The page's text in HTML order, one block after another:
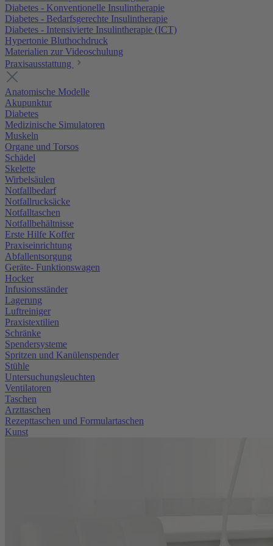
Diabetes - Konventionelle Insulintherapie
Diabetes - Bedarfsgerechte Insulintherapie
Diabetes - Intensivierte Insulintherapie (ICT)
Hypertonie Bluthochdruck
Materialien zur Videoschulung
Praxisausstattung
Anatomische Modelle
Akupunktur
Diabetes
Medizinische Simulatoren
Muskeln
Organe und Torsos
Schädel
Skelette
Wirbelsäulen
Notfallbedarf
Notfallrucksäcke
Notfalltaschen
Notfallbehältnisse
Erste Hilfe Koffer
Praxiseinrichtung
Abfallentsorgung
Geräte- Funktionswagen
Hocker
Infusionsständer
Lagerung
Luftreiniger
Praxistextilien
Schränke
Spendersysteme
Spritzen und Kanülenspender
Stühle
Untersuchungsleuchten
Ventilatoren
Taschen
Arzttaschen
Rezepttaschen und Formulartaschen
Kunst